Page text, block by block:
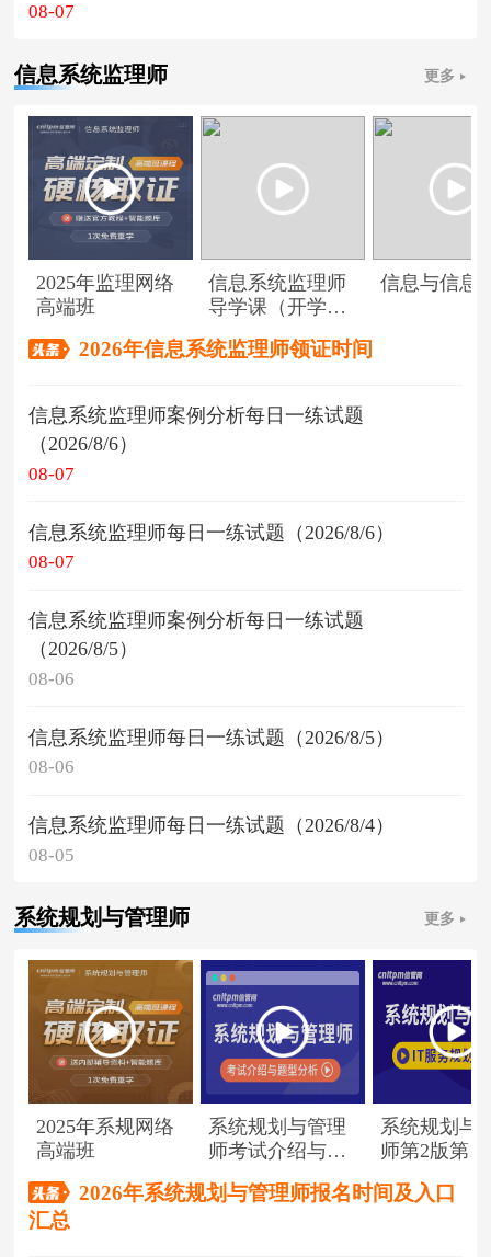
08-07
信息系统监理师 更多
2025年监理网络
高端班
信息系统监理师
导学课（开学典
信息与信息
2026年信息系统监理师领证时间
信息系统监理师案例分析每日一练试题
（2026/8/6）
08-07
信息系统监理师每日一练试题（2026/8/6）
08-07
信息系统监理师案例分析每日一练试题
（2026/8/5）
08-06
信息系统监理师每日一练试题（2026/8/5）
08-06
信息系统监理师每日一练试题（2026/8/4）
08-05
系统规划与管理师 更多
2025年系规网络
高端班
系统规划与管理
师考试介绍与题
系统规划与
师第2版第1
2026年系统规划与管理师报名时间及入口
汇总